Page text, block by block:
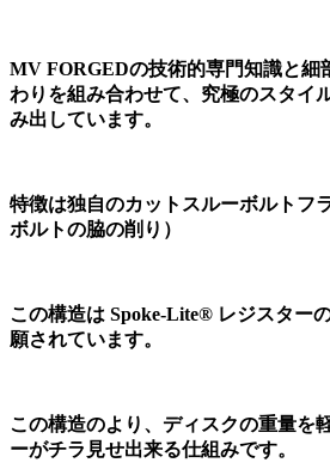
MV FORGEDの技術的専門知識と細
わりを組み合わせて、究極のスタイ
み出しています。
特徴は独自のカットスルーボルトフ
ボルトの脇の削り）
この構造は Spoke-Lite® レジスター
願されています。
この構造のより、ディスクの重量を
ーがチラ見せ出来る仕組みです。